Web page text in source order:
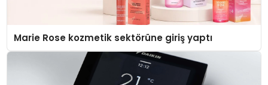
Marie Rose kozmetik sektörüne giriş yaptı